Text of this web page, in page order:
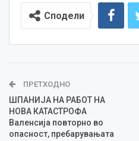
Сподели
ПРЕТХОДНО
ШПАНИЈА НА РАБОТ НА
НОВА КАТАСТРОФА
Валенсија повторно во
опасност, пребарувањата